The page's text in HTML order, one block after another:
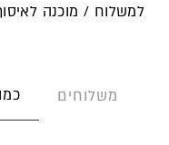
למשלוח / מוכנה
משלוחים